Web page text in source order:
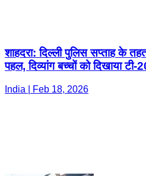
शाहदरा: दिल्ली पुलिस सप्ताह के
पहल, दिव्यांग बच्चों को दिखाया
India | Feb 18, 2026